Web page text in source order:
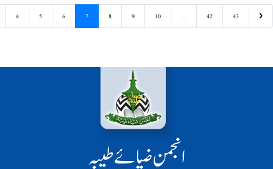
4 5 6 7 8 9 10 ... 42 43 ❯
انجمن ضیائے طیبہ